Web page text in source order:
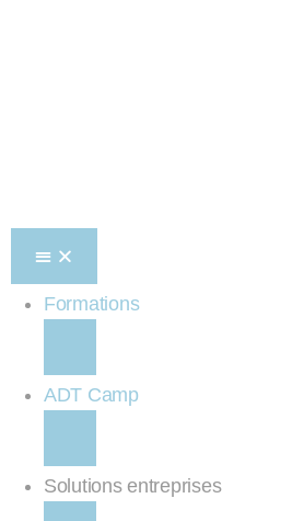
Formations
ADT Camp
Solutions entreprises